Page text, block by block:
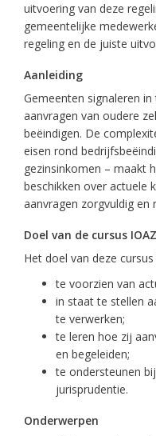
uitvoering van deze
gemeentelijke
regeling en de juiste
Aanleiding
Gemeenten signaleren
aanvragen van oudere
beëindigen. De
eisen rond
gezinsinkomen – maakt
beschikken over actuele
aanvragen zorgvuldig en
Doel van de cursus IOAZ
Het doel van deze
te voorzien van
in staat te stellen
te verwerken;
te leren hoe zij
en begeleiden;
te ondersteunen
jurisprudentie.
Onderwerpen